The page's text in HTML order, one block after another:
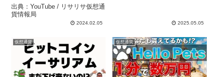
出典：YouTube / リサリサ仮想通
貨情報局
2024.02.05 2025.05.05
仮想通貨 仮想通貨